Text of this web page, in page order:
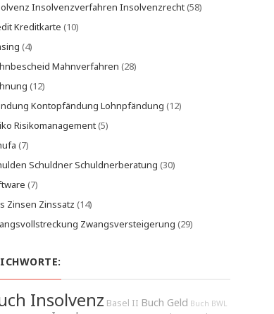
Insolvenzverfahren Insolvenzrecht(58)
Kreditkarte (10)
(4)
Mahnverfahren (28)
(12)
Kontopfändung Lohnpfändung (12)
Risikomanagement(5)
(7)
Schuldner Schuldnerberatung (30)
(7)
Zinsen Zinssatz (14)
Zwangsversteigerung (29)
Insolvenz Basel II Buch Geld Buch BWL